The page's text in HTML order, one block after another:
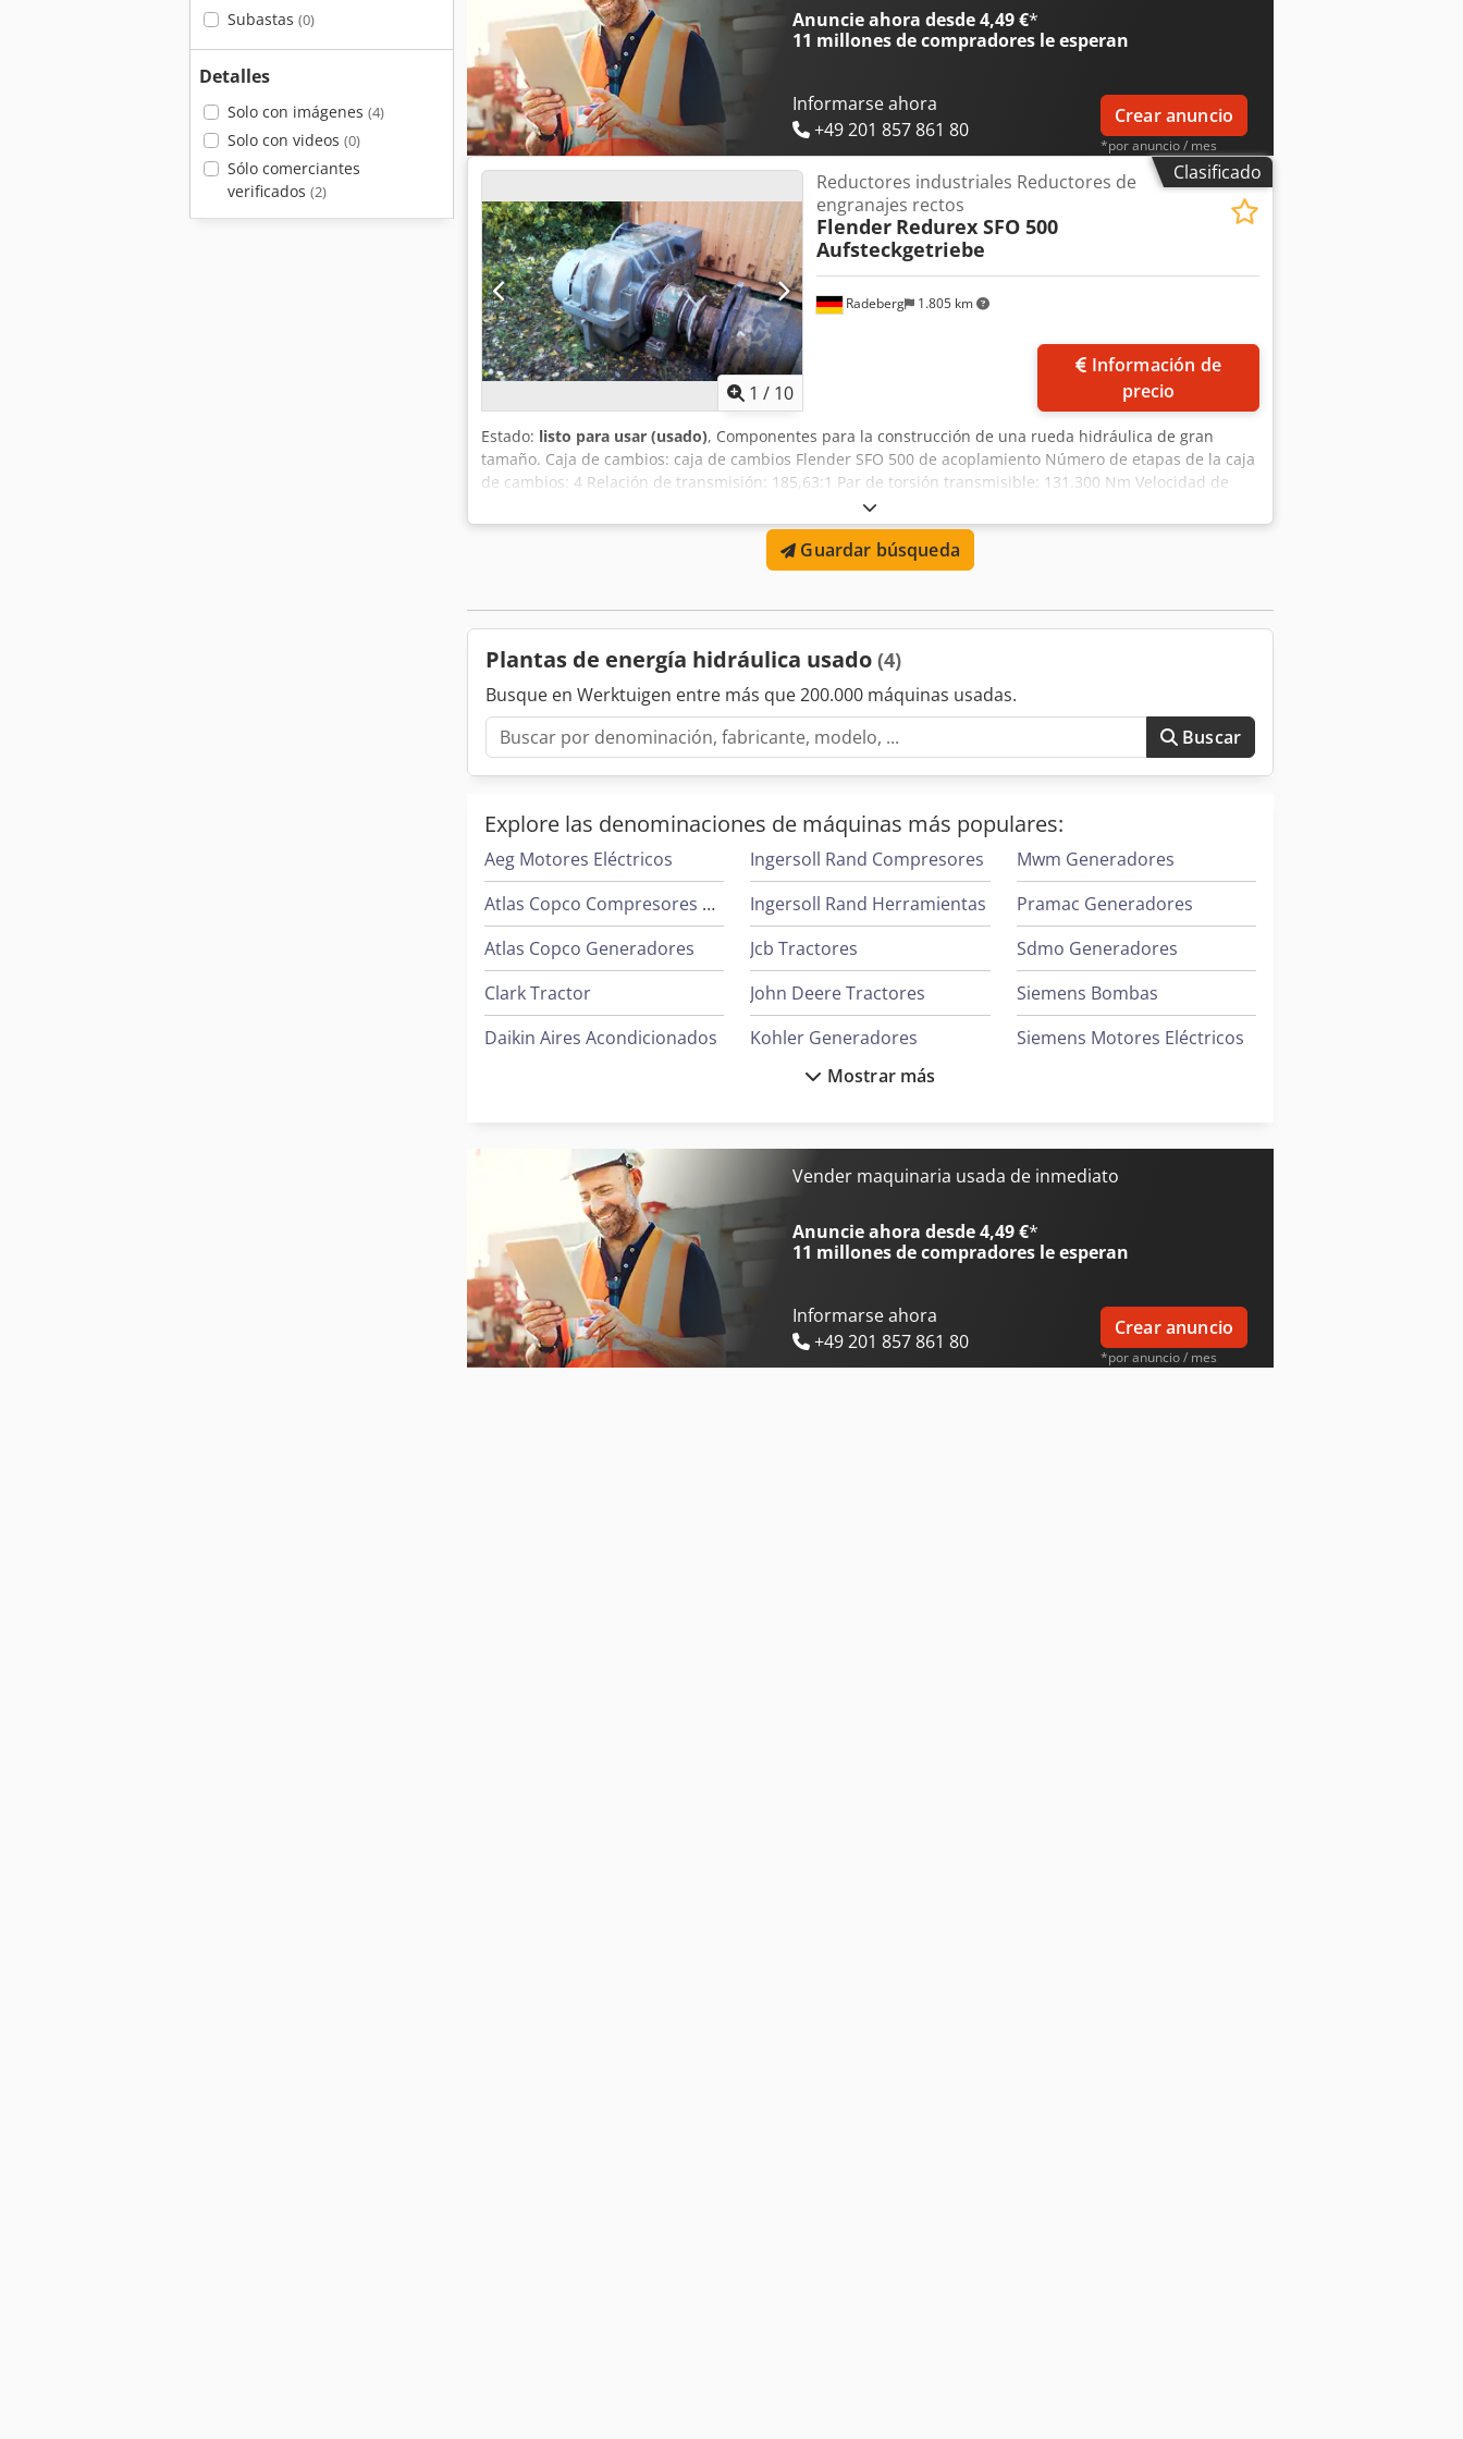
Subastas (0)
Detalles
Solo con imágenes (4)
Solo con videos (0)
Sólo comerciantes
verificados (2)
NPSH: 6,9 Eficiencia: 85,28% Temperatura máxima de funcionamiento: 140 °C Sensor de velocidad: Sí
¡¡Precio por unidad!!
Anuncie ahora desde 4,49 €*
11 millones de compradores le esperan
Informarse ahora
+49 201 857 861 80
Crear anuncio
*por anuncio / mes
Clasificado
1 / 10
Radeberg 1.805 km
Reductores industriales Reductores de
engranajes rectos
Flender Redurex SFO 500
Aufsteckgetriebe
precio
Estado: listo para usar (usado), Componentes para la construcción de una rueda hidráulica de gran
tamaño. Caja de cambios: caja de cambios Flender SFO 500 de acoplamiento Número de etapas de la caja
de cambios: 4 Relación de transmisión: 185,63:1 Par de torsión transmisible: 131.300 Nm Velocidad de
rotación n1 máx.: 1485 rpm Velocidad de rotación n2: 8 rpm Diámetro del eje D1: 80 mm Diámetro del eje
D2: 220 mm 3500 kg sin motor eléctrico Dimensiones: Djdsh Rrtnepfx Alwock Longitud: 2000 mm Anchura:
800 mm Altura: 1000 mm Para el eje/tubo: Diámetro del eje: 560 mm Grosor de la pared del tubo: 35 mm
Distancia entre apoyos: 10000 mm El eje puede acortarse a voluntad mediante los bujes atornillados. Es
Guardar búsqueda
Plantas de energía hidráulica usado (4)
Busque en Werktuigen entre más que 200.000 máquinas usadas.
Buscar
Explore las denominaciones de máquinas más populares:
Aeg Motores Eléctricos
Atlas Copco Compresores De Tornillo
Atlas Copco Generadores
Clark Tractor
Daikin Aires Acondicionados
Hydrovane Compresores
Hyundai Generadores
Ingersoll Rand Compresores
Ingersoll Rand Herramientas
Jcb Tractores
John Deere Tractores
Kohler Generadores
Liebherr Grúas
Mafi Tractor
Mwm Generadores
Pramac Generadores
Sdmo Generadores
Siemens Bombas
Siemens Motores Eléctricos
Mostrar más
Vender maquinaria usada de inmediato
Anuncie ahora desde 4,49 €*
11 millones de compradores le esperan
Informarse ahora
+49 201 857 861 80
Crear anuncio
*por anuncio / mes